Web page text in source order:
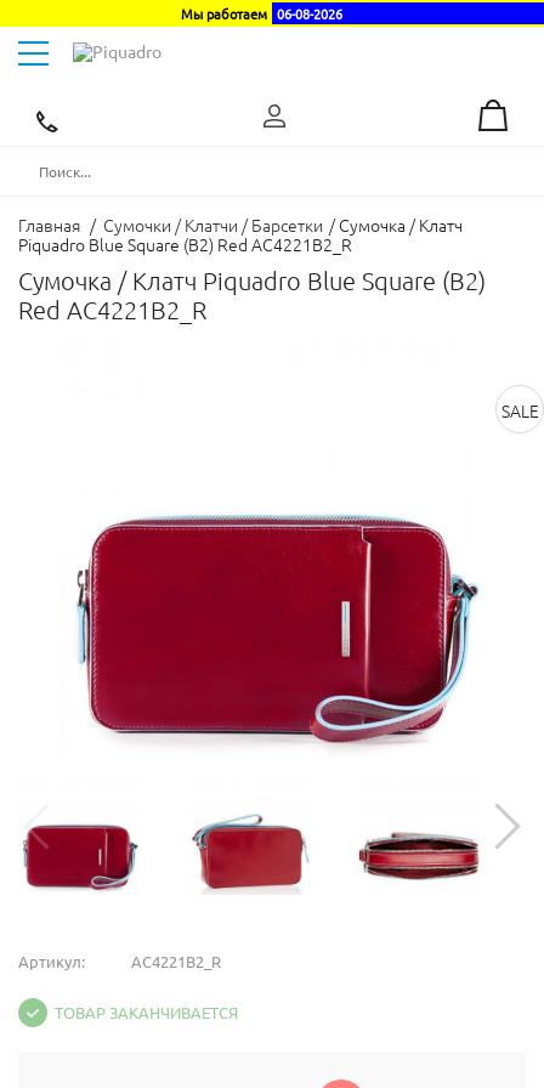
Мы работаем 06-08-2026
Toggle
navigation
Главная / Сумочки / Клатчи / Барсетки / Сумочка / Клатч
Piquadro Blue Square (B2) Red AC4221B2_R
Сумочка / Клатч Piquadro Blue Square (B2)
Red AC4221B2_R
SALE
Артикул: AC4221B2_R
ТОВАР ЗАКАНЧИВАЕТСЯ